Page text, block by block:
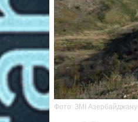
Фото: ЗМІ Азербайджану